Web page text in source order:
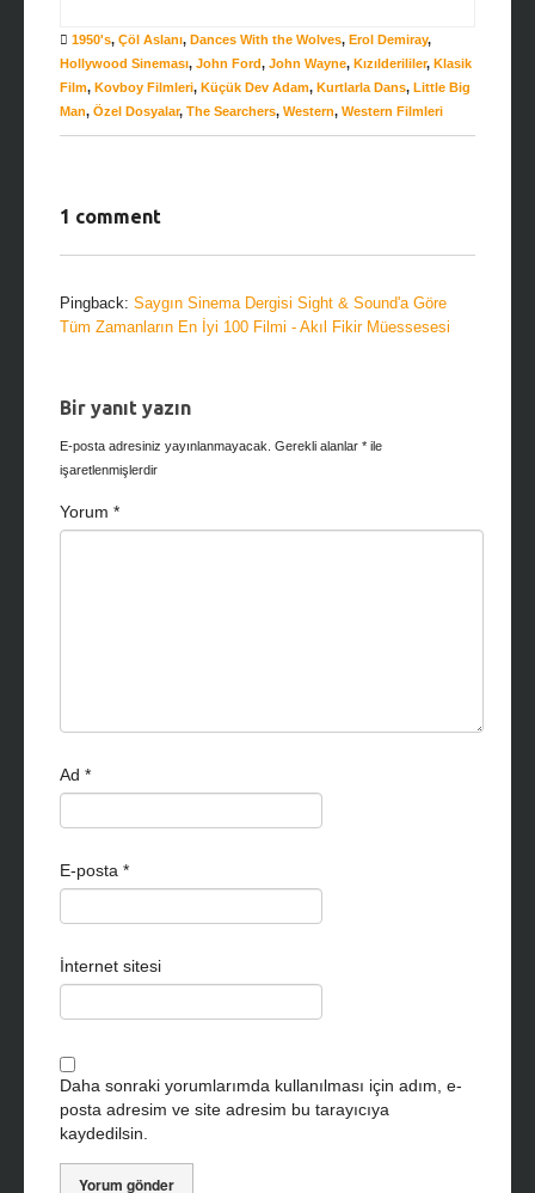
1950's, Çöl Aslanı, Dances With the Wolves, Erol Demiray,
Hollywood Sineması, John Ford, John Wayne, Kızılderililer, Klasik
Film, Kovboy Filmleri, Küçük Dev Adam, Kurtlarla Dans, Little Big
Man, Özel Dosyalar, The Searchers, Western, Western Filmleri
1 comment
Pingback: Saygın Sinema Dergisi Sight & Sound'a Göre
Tüm Zamanların En İyi 100 Filmi - Akıl Fikir Müessesesi
Bir yanıt yazın
E-posta adresiniz yayınlanmayacak. Gerekli alanlar * ile
işaretlenmişlerdir
Yorum *
Ad *
E-posta *
İnternet sitesi
Daha sonraki yorumlarımda kullanılması için adım, e-
posta adresim ve site adresim bu tarayıcıya
kaydedilsin.